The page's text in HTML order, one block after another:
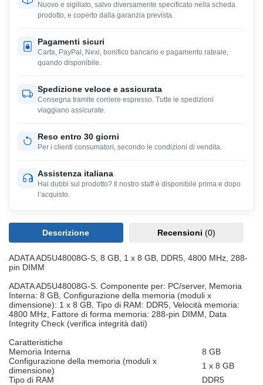
Nuovo e sigillato, salvo diversamente specificato nella scheda
prodotto, e coperto dalla garanzia prevista.
Pagamenti sicuri
Carta, PayPal, Nexi, bonifico bancario e pagamento rateale,
quando disponibile.
Spedizione veloce e assicurata
Consegna tramite corriere espresso. Tutte le spedizioni
viaggiano assicurate.
Reso entro 30 giorni
Per i clienti consumatori, secondo le condizioni di vendita.
Assistenza italiana
Hai dubbi sul prodotto? Il nostro staff è disponibile prima e dopo
l’acquisto.
Descrizione Recensioni (0)
ADATA AD5U48008G-S, 8 GB, 1 x 8 GB, DDR5, 4800 MHz, 288-
pin DIMM
ADATA AD5U48008G-S. Componente per: PC/server, Memoria
Interna: 8 GB, Configurazione della memoria (moduli x
dimensione): 1 x 8 GB, Tipo di RAM: DDR5, Velocità memoria:
4800 MHz, Fattore di forma memoria: 288-pin DIMM, Data
Integrity Check (verifica integrità dati)
Caratteristiche
Memoria Interna
8 GB
Configurazione della memoria (moduli x
dimensione)
1 x 8 GB
Tipo di RAM
DDR5